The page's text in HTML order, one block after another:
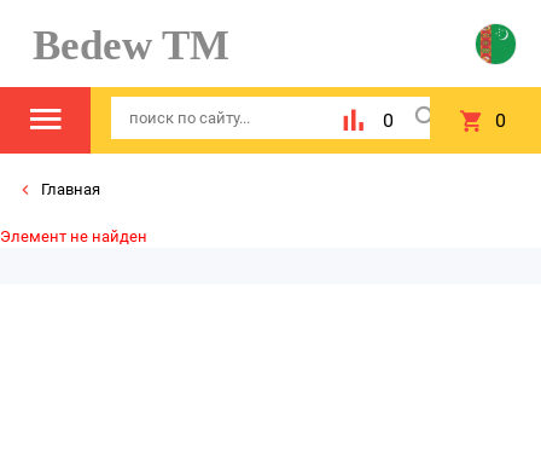
Bedew TM
0 0
Главная
Элемент не найден